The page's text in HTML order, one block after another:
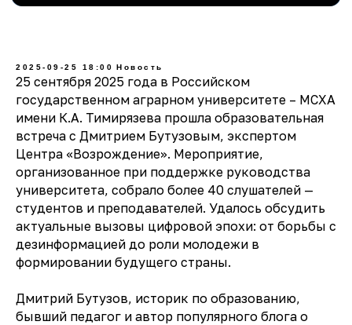
2025-09-25 18:00 Новость
25 сентября 2025 года в Российском
государственном аграрном университете – МСХА
имени К.А. Тимирязева прошла образовательная
встреча с Дмитрием Бутузовым, экспертом
Центра «Возрождение». Мероприятие,
организованное при поддержке руководства
университета, собрало более 40 слушателей —
студентов и преподавателей. Удалось обсудить
актуальные вызовы цифровой эпохи: от борьбы с
дезинформацией до роли молодежи в
формировании будущего страны.
Дмитрий Бутузов, историк по образованию,
бывший педагог и автор популярного блога о